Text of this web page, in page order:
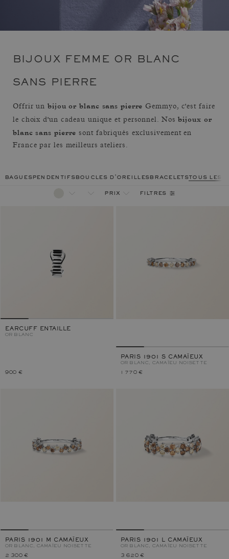
BIJOUX FEMME OR BLANC
SANS PIERRE
Offrir un bijou or blanc sans pierre Gemmyo, c'est faire
le choix d'un cadeau unique et personnel. Nos bijoux or
blanc sans pierre sont fabriqués exclusivement en
France par les meilleurs ateliers.
baguespendentifsboucles d'oreillesbraceletstous les
prix filtres
EARCUFF ENTAILLE
OR BLANC
900 €
PARIS 1901 S CAMAÏEUX
OR BLANC, CAMAÏEU NOISETTE
1 770 €
PARIS 1901 M CAMAÏEUX
OR BLANC, CAMAÏEU NOISETTE
2 300 €
PARIS 1901 L CAMAÏEUX
OR BLANC, CAMAÏEU NOISETTE
3 620 €